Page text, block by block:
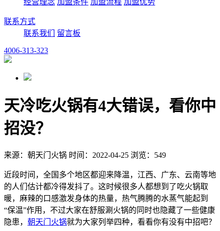
联系方式
联系我们
留言板
4006-313-323
天冷吃火锅有4大错误，看你中
招没？
来源：朝天门火锅 时间：2022-04-25 浏览：549
近段时间，全国多个地区都迎来降温，江西、广东、云南等地
的人们估计都冷得发抖了。这时候很多人都想到了吃火锅取
暖，麻辣的口感激发身体的热量，热气腾腾的水蒸气能起到
“保温”作用，不过大家在舒服涮火锅的同时也隐藏了一些健康
隐患， 朝天门火锅就为大家列举四种，看看你有没有中招吧？